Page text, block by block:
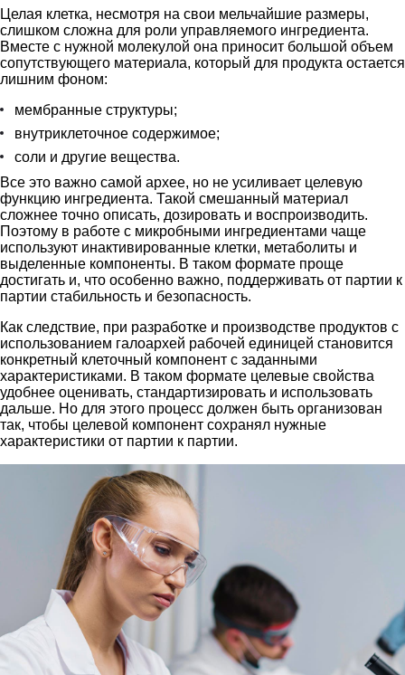
Целая клетка, несмотря на свои мельчайшие размеры,
слишком сложна для роли управляемого ингредиента.
Вместе с нужной молекулой она приносит большой объем
сопутствующего материала, который для продукта остается
лишним фоном:
мембранные структуры;
внутриклеточное содержимое;
соли и другие вещества.
Все это важно самой архее, но не усиливает целевую
функцию ингредиента. Такой смешанный материал
сложнее точно описать, дозировать и воспроизводить.
Поэтому в работе с микробными ингредиентами чаще
используют инактивированные клетки, метаболиты и
выделенные компоненты. В таком формате проще
достигать и, что особенно важно, поддерживать от партии к
партии стабильность и безопасность.
Как следствие, при разработке и производстве продуктов с
использованием галоархей рабочей единицей становится
конкретный клеточный компонент с заданными
характеристиками. В таком формате целевые свойства
удобнее оценивать, стандартизировать и использовать
дальше. Но для этого процесс должен быть организован
так, чтобы целевой компонент сохранял нужные
характеристики от партии к партии.